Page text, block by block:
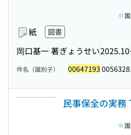
紙 図書
岡口基一 著ぎょうせい2025.10
件名（識別子） 00647193
民事保全の実務